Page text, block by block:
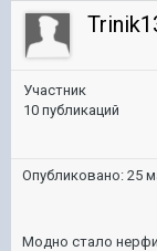
Участник
10 публикаций
Опубликовано: 25
Модно стало